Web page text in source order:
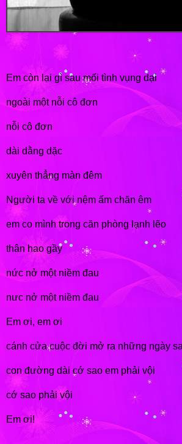
Em còn lại gì sau mối tình vụng dại
ngoài một nỗi cô đơn
nỗi cô đơn
dài dằng dặc
xuyên thẳng màn đêm
Người ta về với nệm ấm chăn êm
em co mình trong căn phòng lạnh lẽo
thân hao gầy
nức nở một niềm đau
nưc nở một niềm đau
Em ơi, em ơi
cánh cửa cuộc đời mở ra những ngày
con đường dài cớ sao em phải vội
cớ sao phải vội
Em ơi!